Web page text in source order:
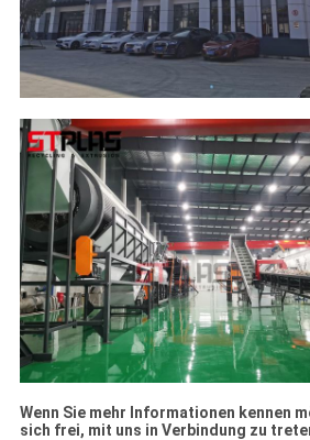
Wenn Sie mehr Informationen kennen
sich frei, mit uns in Verbindung zu